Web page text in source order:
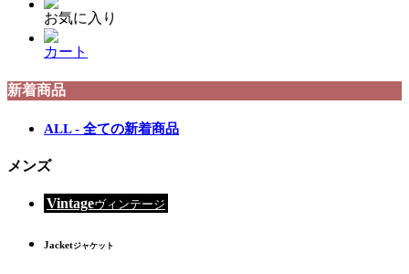
お気に入り
カート
新着商品
ALL - 全ての新着商品
メンズ
Vintageヴィンテージ
Jacketジャケット